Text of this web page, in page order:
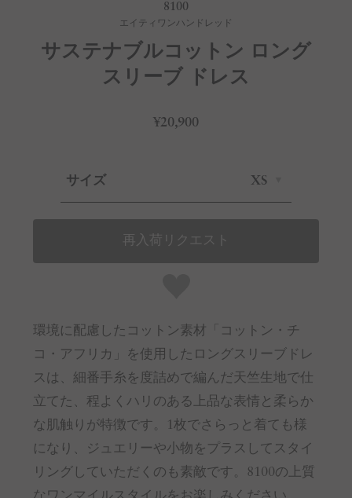
8100
エイティワンハンドレッド
サステナブルコットン ロング
スリーブ ドレス
¥20,900
サイズ XS
再入荷リクエスト
環境に配慮したコットン素材「コットン・チ
コ・アフリカ」を使用したロングスリーブドレ
スは、細番手糸を度詰めで編んだ天竺生地で仕
立てた、程よくハリのある上品な表情と柔らか
な肌触りが特徴です。1枚でさらっと着ても様
になり、ジュエリーや小物をプラスしてスタイ
リングしていただくのも素敵です。8100の上質